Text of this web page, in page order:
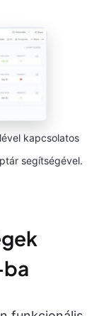
kapcsolatos
segítségével.